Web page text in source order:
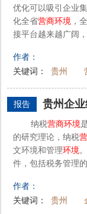
优化可以吸引企业
化全省营商环境 ，
接平台越来越广阔
作者：
关键词：
贵州
报告 贵州企
纳税营商环境
的研究理论，纳税营
文环境和管理环境
件，包括税务管理
作者：
关键词：
贵州